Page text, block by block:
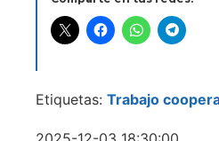
Etiquetas: Trabajo